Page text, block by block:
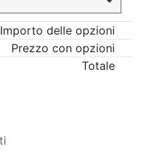
Importo delle opzioni
Prezzo con opzioni
Totale